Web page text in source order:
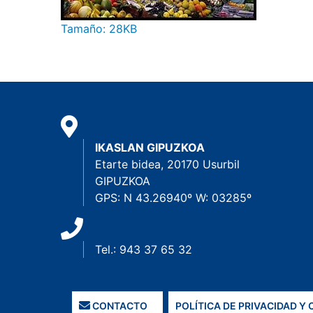
Haga clic aquí para ver la imagen a tamaño
Tamaño: 28KB
IKASLAN GIPUZKOA
Etarte bidea, 20170 Usurbil
GIPUZKOA
GPS: N 43.26940º W: 03285º
Tel.: 943 37 65 32
CONTACTO POLÍTICA DE PRIVACIDAD Y